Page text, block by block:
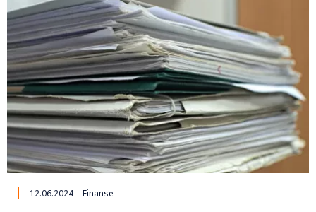
12.06.2024 Finanse